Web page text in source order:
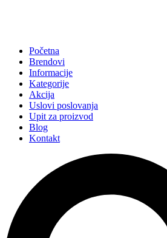
Početna
Brendovi
Informacije
Kategorije
Akcija
Uslovi poslovanja
Upit za proizvod
Blog
Kontakt